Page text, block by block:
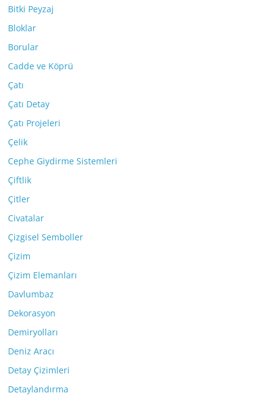
Bitki Peyzaj
Bloklar
Borular
Cadde ve Köprü
Çatı
Çatı Detay
Çatı Projeleri
Çelik
Cephe Giydirme Sistemleri
Çiftlik
Çitler
Civatalar
Çizgisel Semboller
Çizim
Çizim Elemanları
Davlumbaz
Dekorasyon
Demiryolları
Deniz Aracı
Detay Çizimleri
Detaylandırma